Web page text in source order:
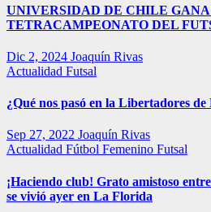
UNIVERSIDAD DE CHILE
TETRACAMPEONATO DEL
Dic 2, 2024 Joaquín Rivas
Actualidad Futsal
¿Qué nos pasó en la Libertadores de
Sep 27, 2022 Joaquín Rivas
Actualidad Fútbol Femenino Futsal
¡Haciendo club! Grato amistoso
se vivió ayer en La Florida